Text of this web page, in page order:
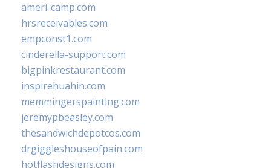
ameri-camp.com
hrsreceivables.com
empconst1.com
cinderella-support.com
bigpinkrestaurant.com
inspirehuahin.com
memmingerspainting.com
jeremypbeasley.com
thesandwichdepotcos.com
drgiggleshouseofpain.com
hotflashdesigns.com